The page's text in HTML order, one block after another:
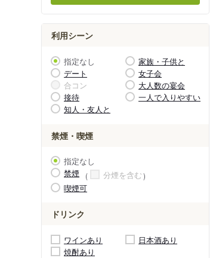
利用シーン
指定なし
家族・子供と
デート
女子会
合コン
大人数の宴会
接待
一人で入りやすい
知人・友人と
禁煙・喫煙
指定なし
禁煙
分煙を含む
喫煙可
ドリンク
ワインあり
日本酒あり
焼酎あり